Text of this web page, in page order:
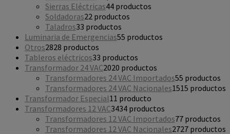
Sierras Eléctricas44 productos
Soldadoras22 productos
Taladros33 productos
Luminaria de Emergencias55 productos
Otros2828 productos
Tableros eléctricos33 productos
Transformador 24 VAC2020 productos
Transformadores 24 VAC Importados55 productos
Transformadores 24 VAC Nacionales1515 productos
Transformador Especial11 producto
Transformadores 12 VAC3434 productos
Transformadores 12 VAC Importados77 productos
Transformadores 12 VAC Nacionales2727 productos